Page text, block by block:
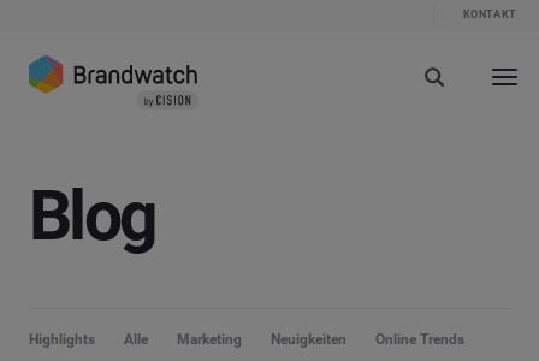
KONTAKT
Blog
Highlights Alle Marketing Neuigkeiten Online Trends